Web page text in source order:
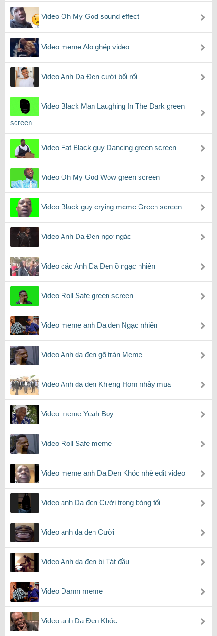
Video Oh My God sound effect
Video meme Alo ghép video
Video Anh Da Đen cười bối rối
Video Black Man Laughing In The Dark green
screen
Video Fat Black guy Dancing green screen
Video Oh My God Wow green screen
Video Black guy crying meme Green screen
Video Anh Da Đen ngơ ngác
Video các Anh Da Đen ồ ngạc nhiên
Video Roll Safe green screen
Video meme anh Da đen Ngạc nhiên
Video Anh da đen gõ trán Meme
Video Anh da đen Khiêng Hòm nhảy múa
Video meme Yeah Boy
Video Roll Safe meme
Video meme anh Da Đen Khóc nhè edit video
Video anh Da đen Cười trong bóng tối
Video anh da đen Cười
Video Anh da đen bị Tát đầu
Video Damn meme
Video anh Da Đen Khóc